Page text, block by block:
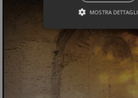
MOSTRA DETTAGLI